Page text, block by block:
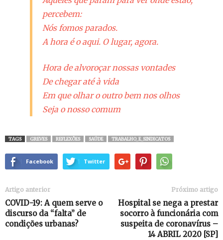
percebem:
Nós fomos parados.
A hora é o aqui. O lugar, agora.
Hora de alvoroçar nossas vontades
De chegar até à vida
Em que olhar o outro bem nos olhos
Seja o nosso comum
TAGS GREVES REFLEXÕES SAÚDE TRABALHO_E_SINDICATOS
Facebook Twitter
Artigo anterior
COVID-19: A quem serve o
discurso da “falta” de
condições urbanas?
Próximo artigo
Hospital se nega a prestar
socorro à funcionária com
suspeita de coronavírus –
14 ABRIL 2020 [SP]